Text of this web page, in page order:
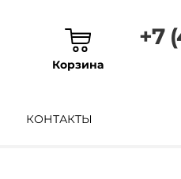
Корзина
+7
КОНТАКТЫ